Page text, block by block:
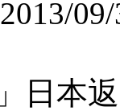
日本